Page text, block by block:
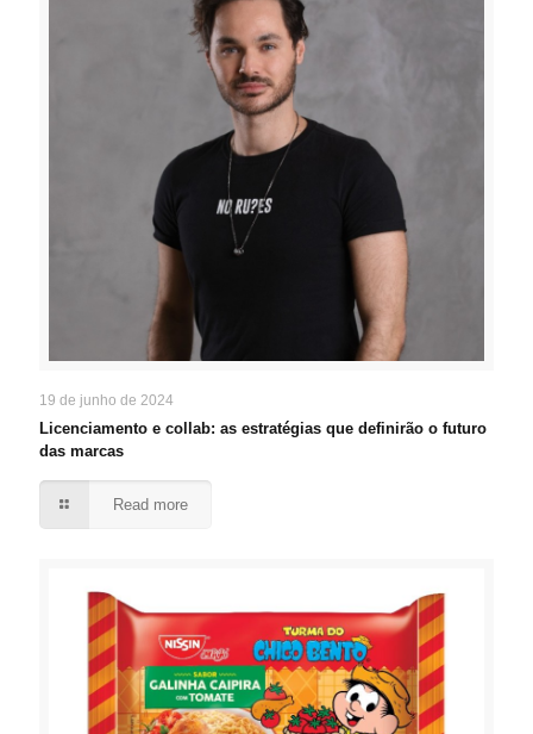
19 de junho de 2024
Licenciamento e collab: as estratégias que definirão o futuro
das marcas
Read more